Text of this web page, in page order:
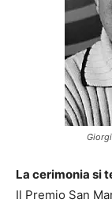
La cerimonia si
Il Premio San